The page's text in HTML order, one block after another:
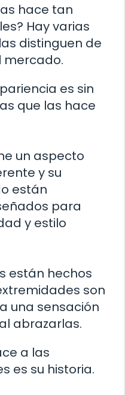
hace tan
Hay varias
distinguen de
mercado.
es sin
que las hace
un aspecto
y su
están
para
y estilo
están hechos
son
una sensación
abrazarlas.
a las
es su historia.